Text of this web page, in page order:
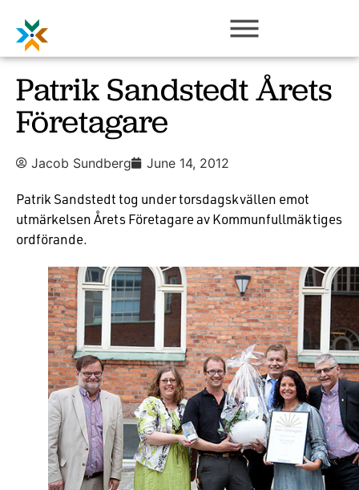
Patrik Sandstedt Årets
Företagare
Jacob Sundberg June 14, 2012
Patrik Sandstedt tog under torsdagskvällen emot
utmärkelsen Årets Företagare av Kommunfullmäktiges
ordförande.